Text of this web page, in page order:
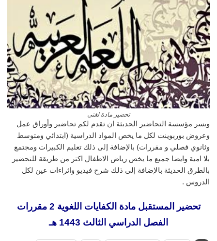
تحضير مادة لغتى
ويسر مؤسسة التحاضير الحديثة ان تقدم لكم تحاضير وأوراق عمل
وعروض بوربوينت لكل ما يخص المواد الدراسية (ابتدائي ومتوسط
وثانوي فصلي و مقررات) بالإضافة إلى ذلك تعليم الكبيرات ومجتمع
بلا امية وايضا جميع ما يخص رياض الاطفال اكثر من طريقة للتحضير
بالطرق الحديثة بالإضافة إلى ذلك شرح فيديو واثراءات عين لكل
الدروس .
تحضير المستقبل مادة الكفايات اللغوية 2 مقررات
الفصل الدراسي الثالث 1443 هـ